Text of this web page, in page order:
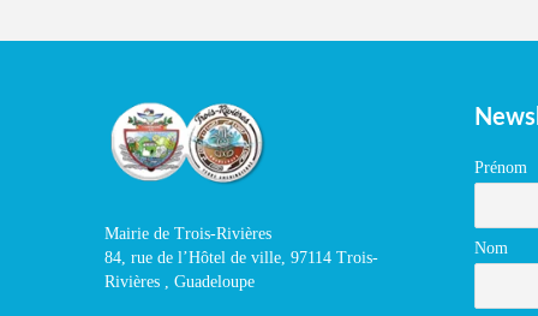
Mairie de Trois-Rivières
84, rue de l’Hôtel de ville, 97114 Trois-
Rivières , Guadeloupe
Prénom
Nom